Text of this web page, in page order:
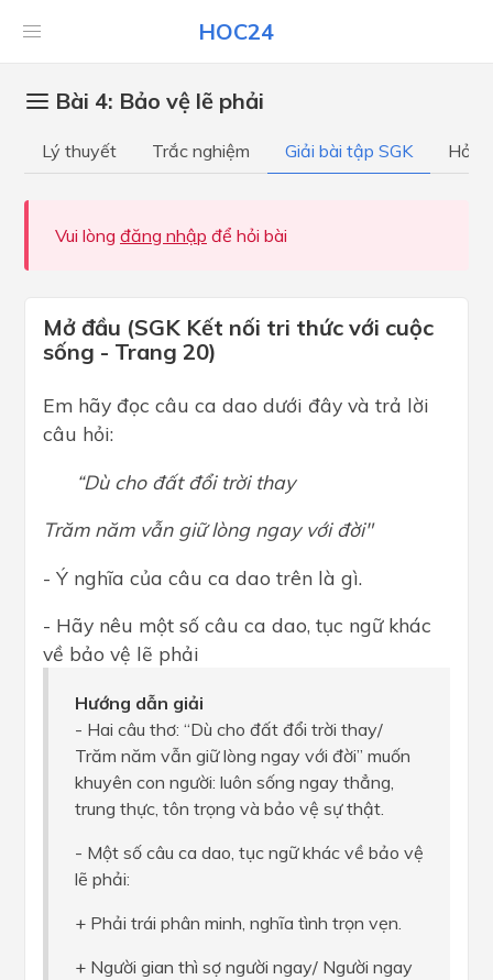
HOC24
Bài 4: Bảo vệ lẽ phải
Lý thuyết Trắc nghiệm Giải bài tập SGK Hỏi
Vui lòng đăng nhập để hỏi bài
Mở đầu (SGK Kết nối tri thức với cuộc
sống - Trang 20)
Em hãy đọc câu ca dao dưới đây và trả lời
câu hỏi:
“Dù cho đất đổi trời thay
Trăm năm vẫn giữ lòng ngay với đời"
- Ý nghĩa của câu ca dao trên là gì.
- Hãy nêu một số câu ca dao, tục ngữ khác
về bảo vệ lẽ phải
Hướng dẫn giải
- Hai câu thơ: “Dù cho đất đổi trời thay/
Trăm năm vẫn giữ lòng ngay với đời” muốn
khuyên con người: luôn sống ngay thẳng,
trung thực, tôn trọng và bảo vệ sự thật.
- Một số câu ca dao, tục ngữ khác về bảo vệ
lẽ phải:
+ Phải trái phân minh, nghĩa tình trọn vẹn.
+ Người gian thì sợ người ngay/ Người ngay